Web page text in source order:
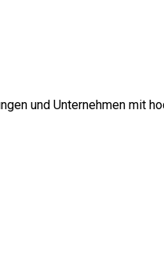
und Unternehmen mit